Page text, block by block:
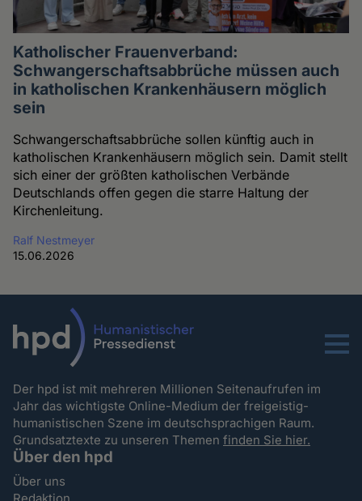
Katholischer Frauenverband:
Schwangerschaftsabbrüche müssen auch
in katholischen Krankenhäusern möglich
sein
Schwangerschaftsabbrüche sollen künftig auch in
katholischen Krankenhäusern möglich sein. Damit stellt
sich einer der größten katholischen Verbände
Deutschlands offen gegen die starre Haltung der
Kirchenleitung.
Ralf Nestmeyer
15.06.2026
Menu
Der hpd ist mit mehreren Millionen Seitenaufrufen im
Jahr das wichtigste Online-Medium der freigeistig-
humanistischen Szene im deutschsprachigen Raum.
Grundsatztexte zu unseren Themenfinden Sie hier.
Über den hpd
Über uns